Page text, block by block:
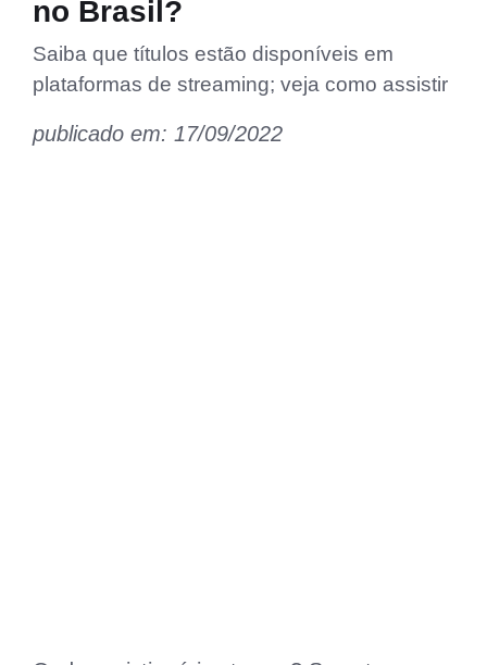
no Brasil?
Saiba que títulos estão disponíveis em
plataformas de streaming; veja como assistir
publicado em: 17/09/2022